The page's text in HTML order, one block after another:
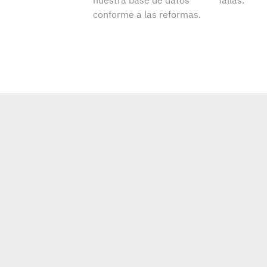
conforme a las reformas.